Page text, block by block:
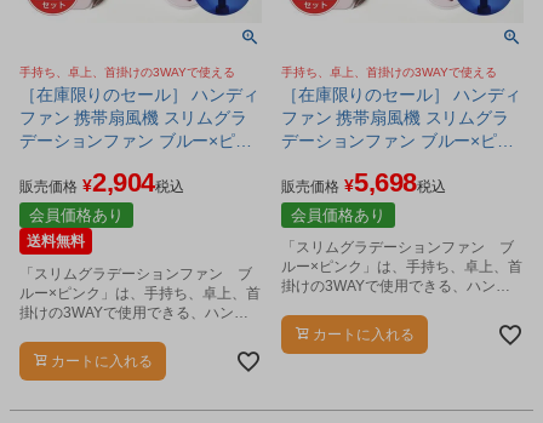
手持ち、卓上、首掛けの3WAYで使える
［在庫限りのセール］ ハンディ
ファン 携帯扇風機 スリムグラ
デーションファン ブルー×ピン
ション [熱中症対策/ポータブル
扇風機]
販売価格 ¥2,904税込
会員価格あり
送料無料
「スリムグラデーションファン ブ
ルー×ピンク」は、手持ち、卓上、首
掛けの3WAYで使用できる、ハンデ
カートに入れる
手持ち、卓上、首掛けの3WAYで使える
［在庫限りのセール］ ハンディ
ファン 携帯扇風機 スリムグラ
デーションファン ブルー×ピン
ション [熱中症対策/ポータブル
扇風機]
販売価格 ¥5,698税込
会員価格あり
「スリムグラデーションファン ブ
ルー×ピンク」は、手持ち、卓上、首
掛けの3WAYで使用できる、ハンデ
カートに入れる